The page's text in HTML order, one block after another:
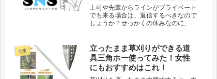
理由
上司や先輩からラインがプライベート
でも来る場合は、返信するべきなので
しょうか？せっかくの休みなのに、仕
最近の若者は連絡しても返さないん
だ！？若い人の意見は「休みの時ぐ...
仕事
立ったまま草刈りができる道
具三角ホー使ってみた！女性
にもおすすめはこれ！